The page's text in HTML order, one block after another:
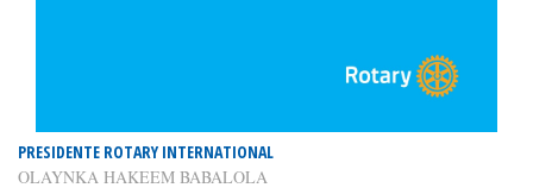
PRESIDENTE ROTARY INTERNATIONAL
OLAYNKA HAKEEM BABALOLA